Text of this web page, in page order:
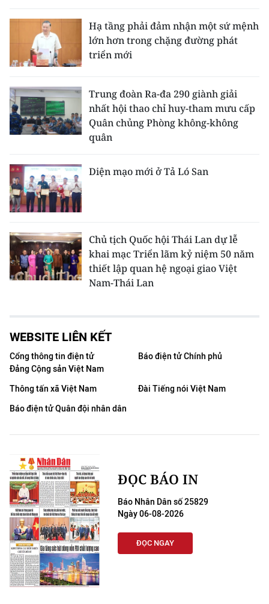
Hạ tầng phải đảm nhận một sứ mệnh
lớn hơn trong chặng đường phát
triển mới
Trung đoàn Ra-đa 290 giành giải
nhất hội thao chỉ huy-tham mưu cấp
Quân chủng Phòng không-không
quân
Diện mạo mới ở Tả Ló San
Chủ tịch Quốc hội Thái Lan dự lễ
khai mạc Triển lãm kỷ niệm 50 năm
thiết lập quan hệ ngoại giao Việt
Nam-Thái Lan
WEBSITE LIÊN KẾT
Cổng thông tin điện tử
Đảng Cộng sản Việt Nam
Báo điện tử Chính phủ
Thông tấn xã Việt Nam
Đài Tiếng nói Việt Nam
Báo điện tử Quân đội nhân dân
ĐỌC BÁO IN
Báo Nhân Dân số 25829
Ngày 06-08-2026
ĐỌC NGAY